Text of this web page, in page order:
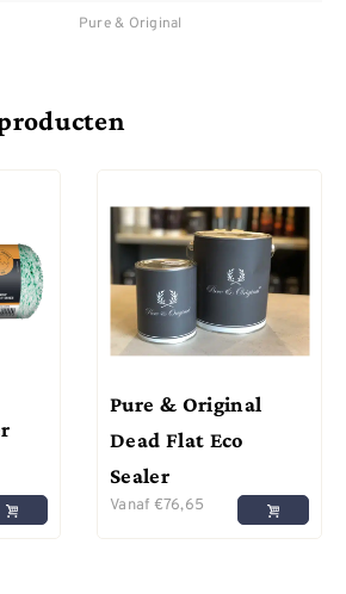
Pure & Original
Pure & Original
Dead Flat Eco
Sealer
Vanaf €76,65